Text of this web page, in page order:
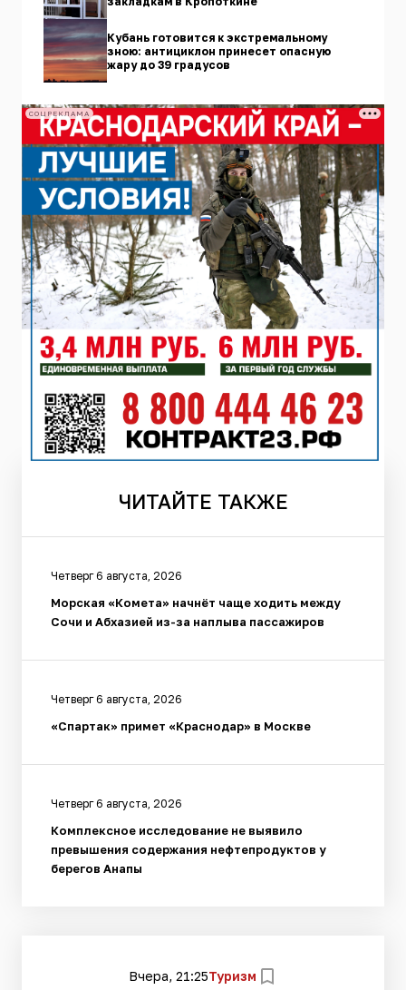
Кубань готовится к экстремальному
зною: антициклон принесет опасную
жару до 39 градусов
СОЦРЕКЛАМА
ЧИТАЙТЕ ТАКЖЕ
Четверг 6 августа, 2026
Морская «Комета» начнёт чаще ходить между
Сочи и Абхазией из-за наплыва пассажиров
Четверг 6 августа, 2026
«Спартак» примет «Краснодар» в Москве
Четверг 6 августа, 2026
Комплексное исследование не выявило
превышения содержания нефтепродуктов у
берегов Анапы
Вчера, 21:25Туризм